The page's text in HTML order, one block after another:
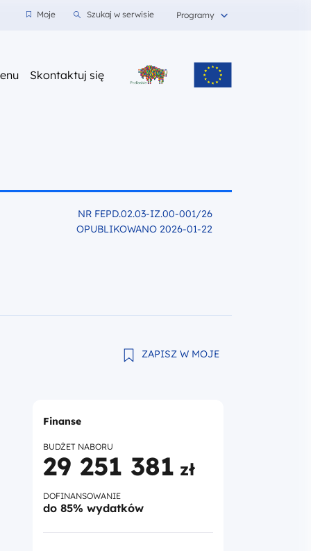
Moje
wnioski Szukaj w serwisie Programy
Skontaktuj sięz nami
NR FEPD.02.03-IZ.00-001/26
OPUBLIKOWANO 2026-01-22
ZAPISZ W MOJE
Finanse
BUDŻET NABORU
29 251 381 zł
DOFINANSOWANIE
do 85% wydatków